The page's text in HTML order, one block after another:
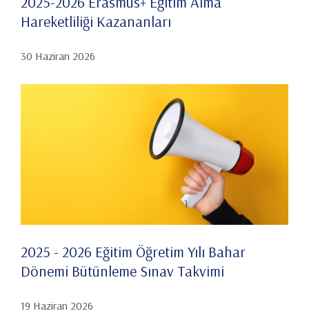
Hareketliliği Kazananları
30 Haziran 2026
2025 - 2026 Eğitim Öğretim Yılı Bahar
Dönemi Bütünleme Sınav Takvimi
19 Haziran 2026